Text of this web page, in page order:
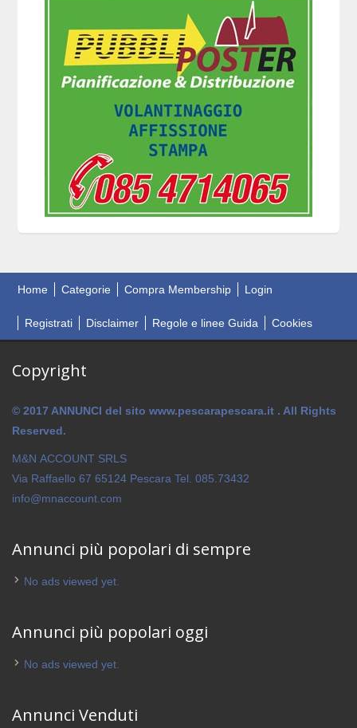
Home Categorie Compra Membership Login
Registrati Disclaimer Regole e linee Guida Cookies
Copyright
© 2017 ANNUNCI del sito www.pescarapescara.it . All Rights
Reserved.
M&N ACCOUNT SRLS
Via Raffaello 67 65124 Pescara Tel. 085.73432
info@mnaccount.com
Annunci più popolari di sempre
No ads viewed yet.
Annunci più popolari oggi
No ads viewed yet.
Annunci Venduti